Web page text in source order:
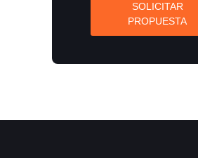
SOLICITAR
PROPUESTA